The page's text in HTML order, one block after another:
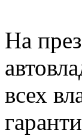
На
всех